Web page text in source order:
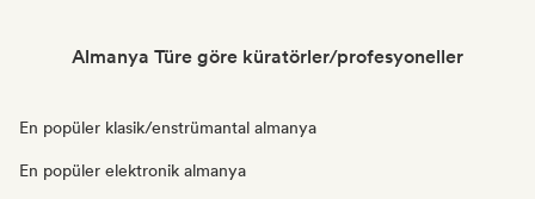
Almanya Türe göre küratörler/profesyoneller
En popüler klasik/enstrümantal almanya
En popüler elektronik almanya